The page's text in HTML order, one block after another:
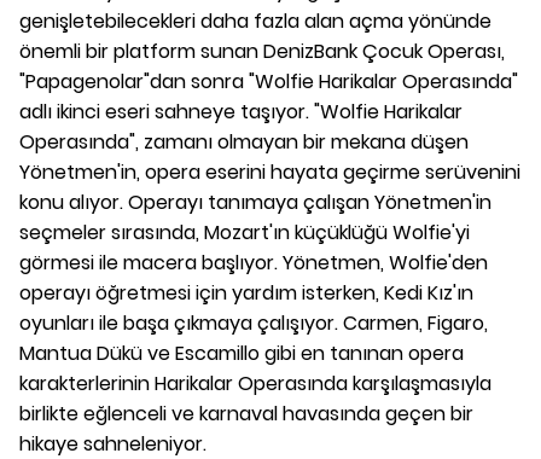
genişletebilecekleri daha fazla alan açma yönünde
önemli bir platform sunan DenizBank Çocuk Operası,
"Papagenolar"dan sonra "Wolfie Harikalar Operasında"
adlı ikinci eseri sahneye taşıyor. "Wolfie Harikalar
Operasında", zamanı olmayan bir mekana düşen
Yönetmen'in, opera eserini hayata geçirme serüvenini
konu alıyor. Operayı tanımaya çalışan Yönetmen'in
seçmeler sırasında, Mozart'ın küçüklüğü Wolfie'yi
görmesi ile macera başlıyor. Yönetmen, Wolfie'den
operayı öğretmesi için yardım isterken, Kedi Kız'ın
oyunları ile başa çıkmaya çalışıyor. Carmen, Figaro,
Mantua Dükü ve Escamillo gibi en tanınan opera
karakterlerinin Harikalar Operasında karşılaşmasıyla
birlikte eğlenceli ve karnaval havasında geçen bir
hikaye sahneleniyor.